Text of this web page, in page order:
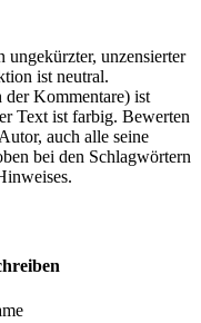
ungekürzter, unzensierter
ist neutral.
Kommentare) ist
Text ist farbig. Bewerten
auch alle seine
bei den Schlagwörtern